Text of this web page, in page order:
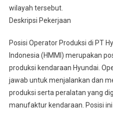
wilayah tersebut.
Deskripsi Pekerjaan
Posisi Operator Produksi di PT
Indonesia (HMMI) merupakan
produksi kendaraan Hyundai.
jawab untuk menjalankan dan
produksi serta peralatan yang
manufaktur kendaraan. Posisi